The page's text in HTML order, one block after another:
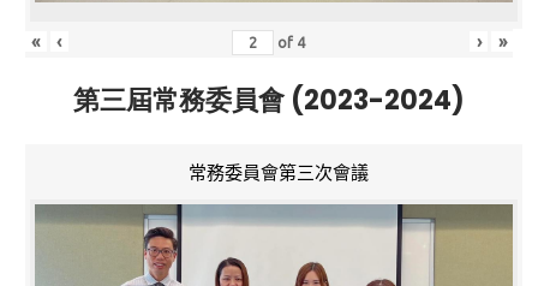
« ‹ of 4 › »
第三屆常務委員會 (2023-2024)
常務委員會第三次會議